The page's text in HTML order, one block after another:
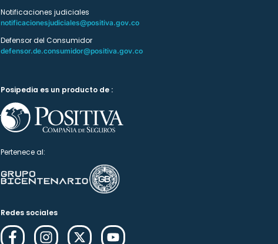
Notificaciones judiciales
notificacionesjudiciales@positiva.gov.co
Defensor del Consumidor
defensor.de.consumidor@positiva.gov.co
Posipedia es un producto de :
Pertenece al:
Redes sociales